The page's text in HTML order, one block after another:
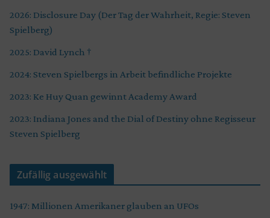
2026: Disclosure Day (Der Tag der Wahrheit, Regie: Steven
Spielberg)
2025: David Lynch †
2024: Steven Spielbergs in Arbeit befindliche Projekte
2023: Ke Huy Quan gewinnt Academy Award
2023: Indiana Jones and the Dial of Destiny ohne Regisseur
Steven Spielberg
Zufällig ausgewählt
1947: Millionen Amerikaner glauben an UFOs